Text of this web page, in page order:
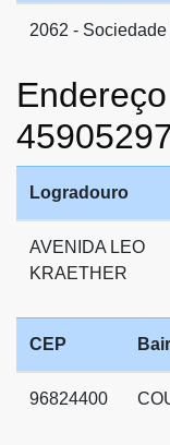
2062 -
Logradouro
AVENIDA LEO
KRAETHER
CEP
96824400